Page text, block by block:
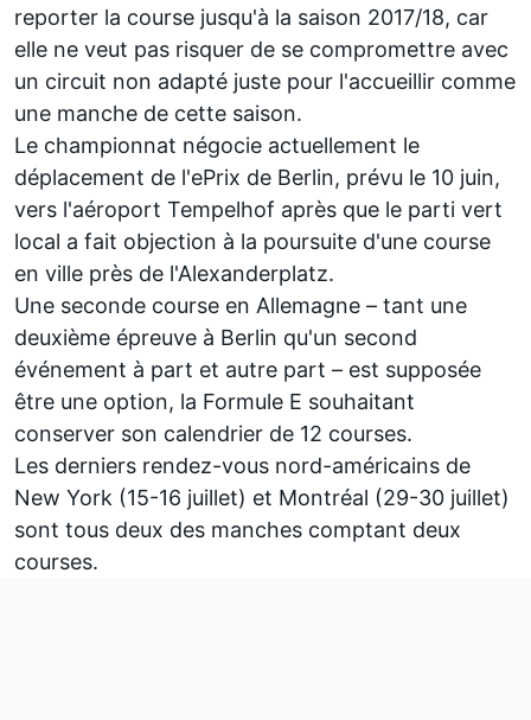
reporter la course jusqu'à la saison 2017/18, car
elle ne veut pas risquer de se compromettre avec
un circuit non adapté juste pour l'accueillir comme
une manche de cette saison.
Le championnat négocie actuellement le
déplacement de l'ePrix de Berlin, prévu le 10 juin,
vers l'aéroport Tempelhof après que le parti vert
local a fait objection à la poursuite d'une course
en ville près de l'Alexanderplatz.
Une seconde course en Allemagne – tant une
deuxième épreuve à Berlin qu'un second
événement à part et autre part – est supposée
être une option, la Formule E souhaitant
conserver son calendrier de 12 courses.
Les derniers rendez-vous nord-américains de
New York (15-16 juillet) et Montréal (29-30 juillet)
sont tous deux des manches comptant deux
courses.